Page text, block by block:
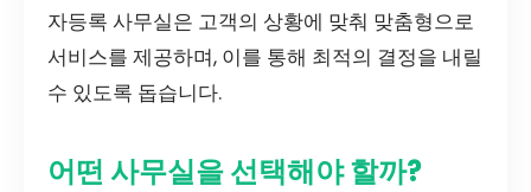
자등록 사무실은 고객의 상황에 맞춰 맞춤형으로
서비스를 제공하며, 이를 통해 최적의 결정을 내릴
수 있도록 돕습니다.
어떤 사무실을 선택해야 할까?